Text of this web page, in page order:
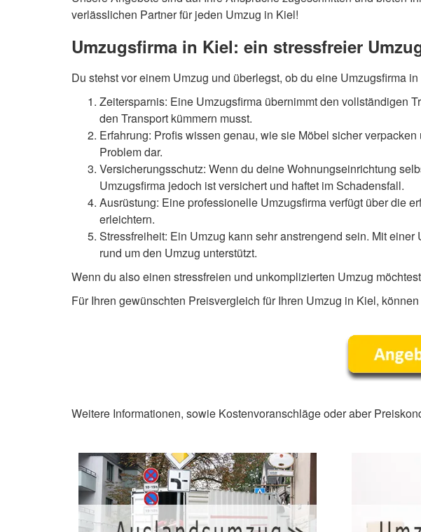
verlässlichen Partner für jeden Umzug in Kiel!
Umzugsfirma in Kiel: ein stressfreier
Du stehst vor einem Umzug und überlegst, ob du eine Umzugsfirma
Zeitersparnis: Eine Umzugsfirma übernimmt den vollständigen
den Transport kümmern musst.
Erfahrung: Profis wissen genau, wie sie Möbel sicher
Problem dar.
Versicherungsschutz: Wenn du deine Wohnungseinrichtung
Umzugsfirma jedoch ist versichert und haftet im Schadensfall.
Ausrüstung: Eine professionelle Umzugsfirma verfügt über die
erleichtern.
Stressfreiheit: Ein Umzug kann sehr anstrengend sein. Mit
rund um den Umzug unterstützt.
Wenn du also einen stressfreien und unkomplizierten Umzug
Für Ihren gewünschten Preisvergleich für Ihren Umzug in Kiel,
Weitere Informationen, sowie Kostenvoranschläge oder aber